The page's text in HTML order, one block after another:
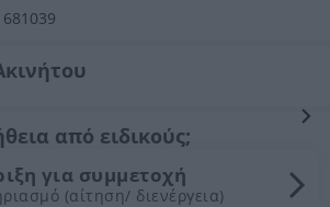
681039
από ειδικούς;
για συμμετοχή
(αίτηση/ διενέργεια)